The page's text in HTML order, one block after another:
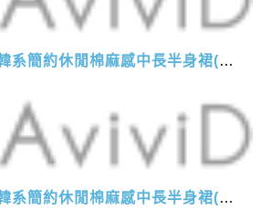
麻感中長半身裙(M-2XL)【XMS54038】＊艾美時尚(現+預)
麻感中長半身裙(M-2XL)【XMS54038】＊艾美時尚(現+預)